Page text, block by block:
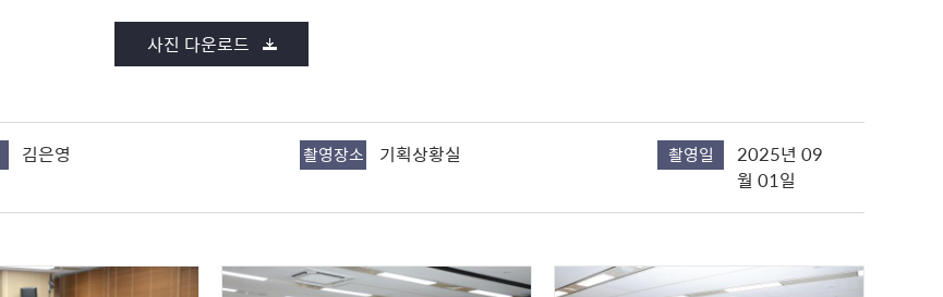
사진 다운로드
김은영 촬영장소 기획상황실 촬영일
2025년 09
월 01일